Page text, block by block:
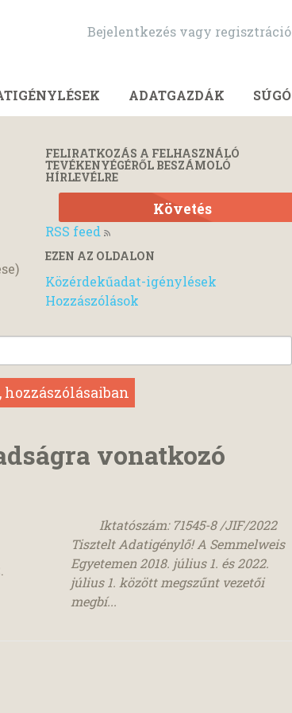
Bejelentkezés vagy regisztráció
ADATGAZDÁK SÚGÓ
FELIRATKOZÁS A FELHASZNÁLÓ
TEVÉKENYÉGÉRŐL BESZÁMOLÓ
HÍRLEVÉLRE
Követés
RSS feed
EZEN AZ OLDALON
Közérdekűadat-igénylések
Hozzászólások
vonatkozó
Iktatószám: 71545-8 /JIF/2022
Tisztelt Adatigénylő! A Semmelweis
Egyetemen 2018. július 1. és 2022.
július 1. között megszűnt vezetői
megbí...